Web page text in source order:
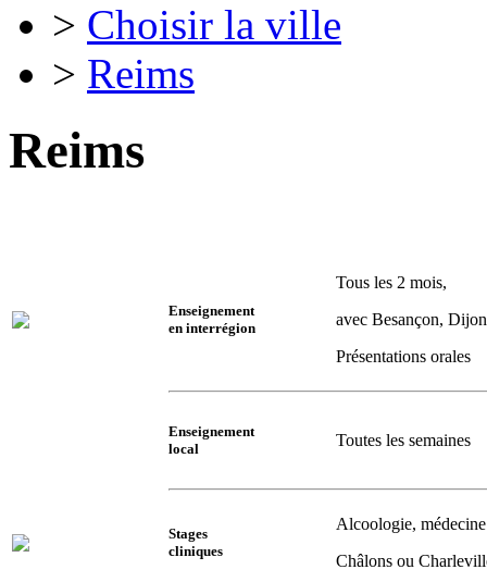
> Choisir la ville
> Reims
Reims
Enseignement
en interrégion
Tous les 2 mois,
avec Besançon,
Présentations orales
Enseignement
local
Toutes les semaines
Stages
cliniques
Alcoologie,
Châlons ou